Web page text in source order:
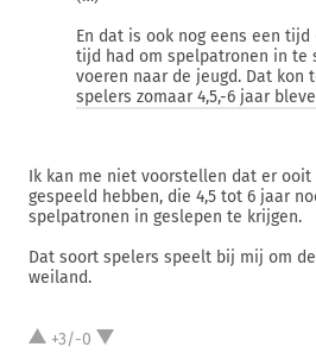
En dat is ook nog eens een
tijd had om spelpatronen in te
voeren naar de jeugd. Dat kon
spelers zomaar 4,5,-6 jaar
Ik kan me niet voorstellen dat er ooit
gespeeld hebben, die 4,5 tot 6 jaar
spelpatronen in geslepen te krijgen.
Dat soort spelers speelt bij mij om
weiland.
+3/-0